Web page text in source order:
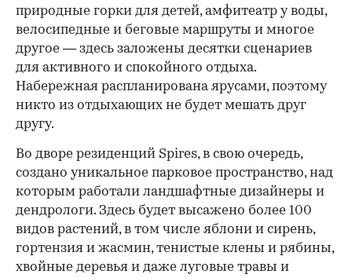
природные горки для детей, амфитеатр у воды,
велосипедные и беговые маршруты и многое
другое — здесь заложены десятки сценариев
для активного и спокойного отдыха.
Набережная распланирована ярусами, поэтому
никто из отдыхающих не будет мешать друг
другу.
Во дворе резиденций Spires, в свою очередь,
создано уникальное парковое пространство, над
которым работали ландшафтные дизайнеры и
дендрологи. Здесь будет высажено более 100
видов растений, в том числе яблони и сирень,
гортензия и жасмин, тенистые клены и рябины,
хвойные деревья и даже луговые травы и